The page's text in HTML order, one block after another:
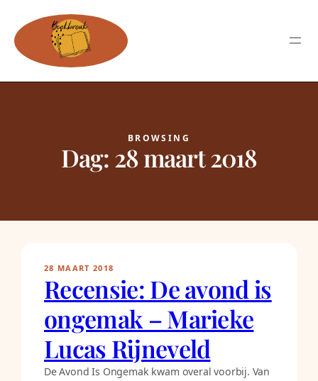
BROWSING
Dag:28 maart 2018
28 MAART 2018
Recensie: De avond is
ongemak – Marieke
Lucas Rijneveld
De Avond Is Ongemak kwam overal voorbij. Van